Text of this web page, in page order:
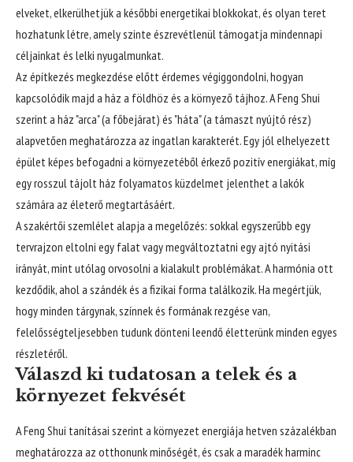
elveket, elkerülhetjük a későbbi energetikai blokkokat, és olyan teret
hozhatunk létre, amely szinte észrevétlenül támogatja mindennapi
céljainkat és lelki nyugalmunkat.
Az építkezés megkezdése előtt érdemes végiggondolni, hogyan
kapcsolódik majd a ház a földhöz és a környező tájhoz. A Feng Shui
szerint a ház "arca" (a főbejárat) és "háta" (a támaszt nyújtó rész)
alapvetően meghatározza az ingatlan karakterét. Egy jól elhelyezett
épület képes befogadni a környezetéből érkező pozitív energiákat, míg
egy rosszul tájolt ház folyamatos küzdelmet jelenthet a lakók
számára az életerő megtartásáért.
A szakértői szemlélet alapja a megelőzés: sokkal egyszerűbb egy
tervrajzon eltolni egy falat vagy megváltoztatni egy ajtó nyitási
irányát, mint utólag orvosolni a kialakult problémákat. A harmónia ott
kezdődik, ahol a szándék és a fizikai forma találkozik. Ha megértjük,
hogy minden tárgynak, színnek és formának rezgése van,
felelősségteljesebben tudunk dönteni leendő életterünk minden egyes
részletéről.
Válaszd ki tudatosan a telek és a
környezet fekvését
A Feng Shui tanításai szerint a környezet energiája hetven százalékban
meghatározza az otthonunk minőségét, és csak a maradék harminc